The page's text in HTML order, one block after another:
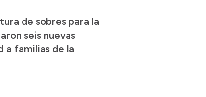
de sobres para la
seis nuevas
a familias de la